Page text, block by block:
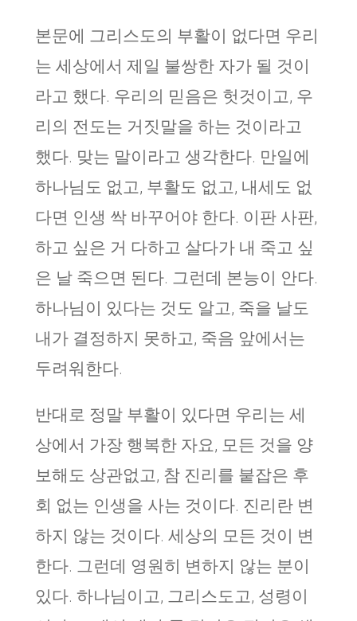
본문에 그리스도의 부활이 없다면 우리
는 세상에서 제일 불쌍한 자가 될 것이
라고 했다. 우리의 믿음은 헛것이고, 우
리의 전도는 거짓말을 하는 것이라고
했다. 맞는 말이라고 생각한다. 만일에
하나님도 없고, 부활도 없고, 내세도 없
다면 인생 싹 바꾸어야 한다. 이판 사판,
하고 싶은 거 다하고 살다가 내 죽고 싶
은 날 죽으면 된다. 그런데 본능이 안다.
하나님이 있다는 것도 알고, 죽을 날도
내가 결정하지 못하고, 죽음 앞에서는
두려워한다.
반대로 정말 부활이 있다면 우리는 세
상에서 가장 행복한 자요, 모든 것을 양
보해도 상관없고, 참 진리를 붙잡은 후
회 없는 인생을 사는 것이다. 진리란 변
하지 않는 것이다. 세상의 모든 것이 변
한다. 그런데 영원히 변하지 않는 분이
있다. 하나님이고, 그리스도고, 성령이